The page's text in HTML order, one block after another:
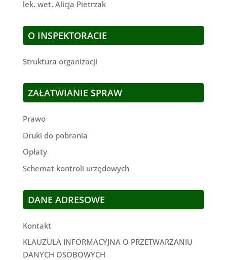
lek. wet. Alicja Pietrzak
O INSPEKTORACIE
Struktura organizacji
ZAŁATWIANIE SPRAW
Prawo
Druki do pobrania
Opłaty
Schemat kontroli urzędowych
DANE ADRESOWE
Kontakt
KLAUZULA INFORMACYJNA O PRZETWARZANIU
DANYCH OSOBOWYCH